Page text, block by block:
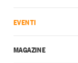
EVENTI
MAGAZINE